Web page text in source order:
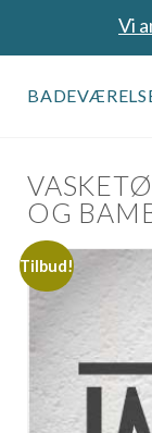
Vi
OG
Tilbud!